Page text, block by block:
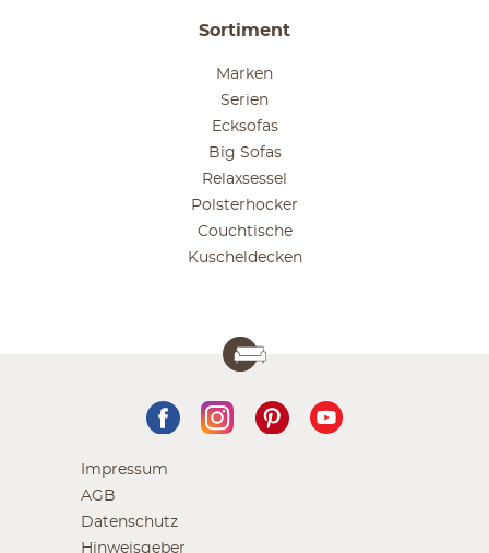
Sortiment
Marken
Serien
Ecksofas
Big Sofas
Relaxsessel
Polsterhocker
Couchtische
Kuscheldecken
Impressum
AGB
Datenschutz
Hinweisgeber